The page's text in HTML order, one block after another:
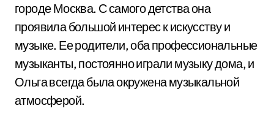
городе Москва. С самого детства она
проявила большой интерес к искусству и
музыке. Ее родители, оба профессиональные
музыканты, постоянно играли музыку дома, и
Ольга всегда была окружена музыкальной
атмосферой.